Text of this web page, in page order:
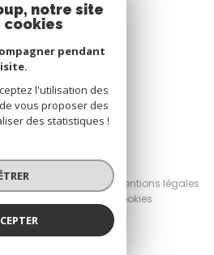
Tous droits réservés
Nos partenaires
Mentions légales
Cookies
notre site
pendant
l'utilisation des
vous proposer des
des statistiques !